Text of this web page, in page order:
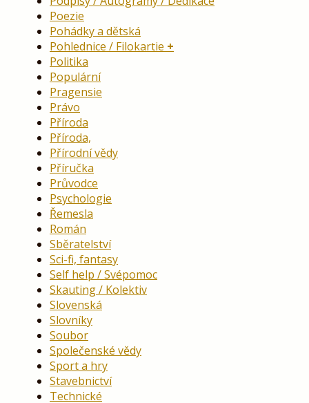
Poezie
Pohádky a dětská
Pohlednice / Filokartie
Politika
Populární
Pragensie
Právo
Příroda
Příroda,
Přírodní vědy
Příručka
Průvodce
Psychologie
Řemesla
Román
Sběratelství
Sci-fi, fantasy
Self help / Svépomoc
Skauting / Kolektiv
Slovenská
Slovníky
Soubor
Společenské vědy
Sport a hry
Stavebnictví
Technické